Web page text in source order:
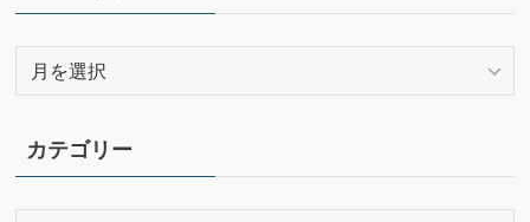
イ
ブ
カテゴリー